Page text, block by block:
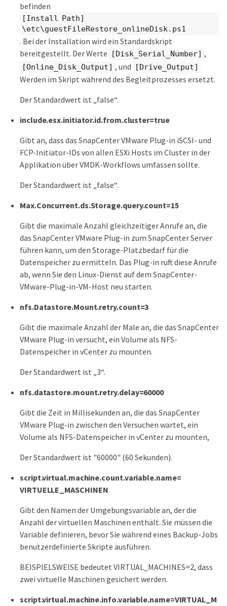
befinden
[Install Path]
\etc\guestFileRestore_onlineDisk.ps1
. Bei der Installation wird ein Standardskript
bereitgestellt. Der Werte
[Disk_Serial_Number] ,
[Online_Disk_Output] , und [Drive_Output]
Werden im Skript während des Begleitprozesses ersetzt.
Der Standardwert ist „false“.
include.esx.initiator.id.from.cluster=true
Gibt an, dass das SnapCenter VMware Plug-in iSCSI- und
FCP-Initiator-IDs von allen ESXi Hosts im Cluster in der
Applikation über VMDK-Workflows umfassen sollte.
Der Standardwert ist „false“.
Max.Concurrent.ds.Storage.query.count=15
Gibt die maximale Anzahl gleichzeitiger Anrufe an, die
das SnapCenter VMware Plug-in zum SnapCenter Server
führen kann, um den Storage-Platzbedarf für die
Datenspeicher zu ermitteln. Das Plug-in ruft diese Anrufe
ab, wenn Sie den Linux-Dienst auf dem SnapCenter-
VMware-Plug-in-VM-Host neu starten.
nfs.Datastore.Mount.retry.count=3
Gibt die maximale Anzahl der Male an, die das SnapCenter
VMware Plug-in versucht, ein Volume als NFS-
Datenspeicher in vCenter zu mounten.
Der Standardwert ist „3“.
nfs.datastore.mount.retry.delay=60000
Gibt die Zeit in Millisekunden an, die das SnapCenter
VMware Plug-in zwischen den Versuchen wartet, ein
Volume als NFS-Datenspeicher in vCenter zu mounten,
Der Standardwert ist "60000" (60 Sekunden).
script.virtual.machine.count.variable.name=
VIRTUELLE_MASCHINEN
Gibt den Namen der Umgebungsvariable an, der die
Anzahl der virtuellen Maschinen enthält. Sie müssen die
Variable definieren, bevor Sie während eines Backup-Jobs
benutzerdefinierte Skripte ausführen.
BEISPIELSWEISE bedeutet VIRTUAL_MACHINES=2, dass
zwei virtuelle Maschinen gesichert werden.
script.virtual.machine.info.variable.name=VIRTUAL_M